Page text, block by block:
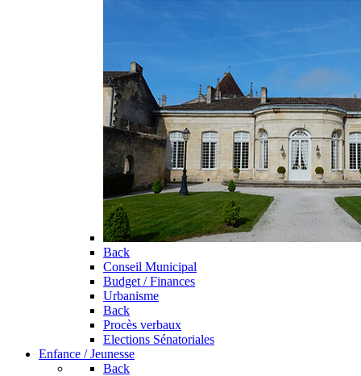
Back
Conseil Municipal
Budget / Finances
Urbanisme
Back
Procès verbaux
Elections Sénatoriales
Enfance / Jeunesse
Back